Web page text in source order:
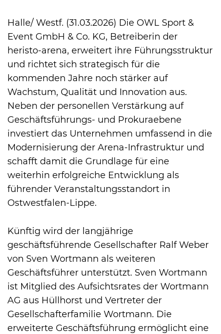
International
Halle/ Westf. (31.03.2026) Die OWL Sport &
Event GmbH & Co. KG, Betreiberin der
heristo-arena, erweitert ihre Führungsstruktur
und richtet sich strategisch für die
kommenden Jahre noch stärker auf
Wachstum, Qualität und Innovation aus.
Neben der personellen Verstärkung auf
Geschäftsführungs- und Prokuraebene
investiert das Unternehmen umfassend in die
Modernisierung der Arena-Infrastruktur und
schafft damit die Grundlage für eine
weiterhin erfolgreiche Entwicklung als
führender Veranstaltungsstandort in
Ostwestfalen-Lippe.
Künftig wird der langjährige
geschäftsführende Gesellschafter Ralf Weber
von Sven Wortmann als weiteren
Geschäftsführer unterstützt. Sven Wortmann
ist Mitglied des Aufsichtsrates der Wortmann
AG aus Hüllhorst und Vertreter der
Gesellschafterfamilie Wortmann. Die
erweiterte Geschäftsführung ermöglicht eine